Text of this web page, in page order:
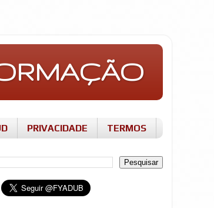
PRIVACIDADE TERMOS